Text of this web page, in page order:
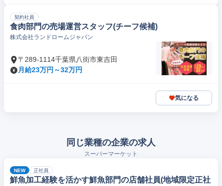
契約社員
食肉部門の売場運営スタッフ(チーフ候補)
株式会社ランドロームジャパン
〒289-1114千葉県八街市東吉田
月給23万円～32万円
気になる
同じ業種の企業の求人
スーパーマーケット
NEW 正社員
鮮魚加工経験を活かす鮮魚部門の店舗社員(地域限定正社